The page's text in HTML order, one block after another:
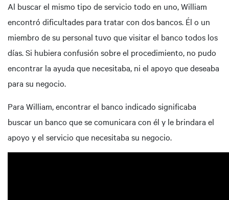
Al buscar el mismo tipo de servicio todo en uno, William
encontró dificultades para tratar con dos bancos. Él o un
miembro de su personal tuvo que visitar el banco todos los
días. Si hubiera confusión sobre el procedimiento, no pudo
encontrar la ayuda que necesitaba, ni el apoyo que deseaba
para su negocio.
Para William, encontrar el banco indicado significaba
buscar un banco que se comunicara con él y le brindara el
apoyo y el servicio que necesitaba su negocio.